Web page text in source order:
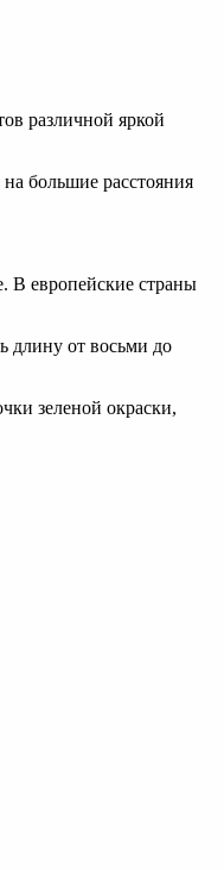
различной яркой
большие расстояния
В европейские страны
длину от восьми до
зеленой окраски,